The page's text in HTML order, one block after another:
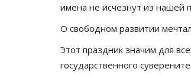
имена не исчезнут из нашей
О свободном развитии
Этот праздник значим для
государственного